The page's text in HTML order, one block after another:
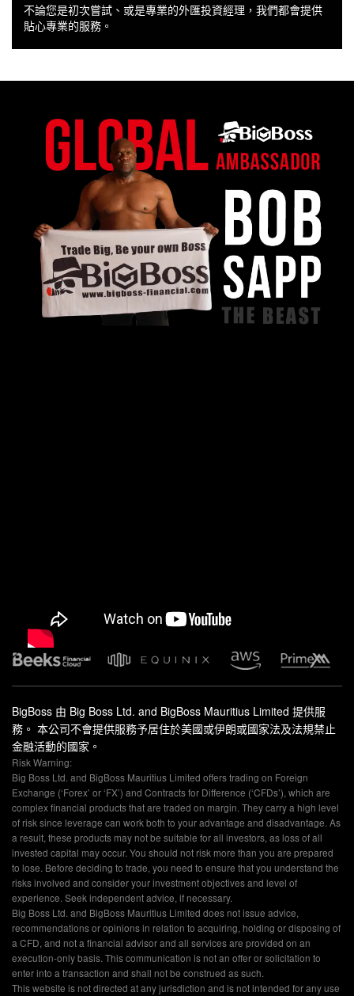
不論您是初次嘗試、或是專業的外匯投資經理，我們都會提供
貼心專業的服務。
BigBoss 由 Big Boss Ltd. and BigBoss Mauritius Limited 提供服
務。 本公司不會提供服務予居住於美國或伊朗或國家法及法規禁止
金融活動的國家。
Risk Warning:
Big Boss Ltd. and BigBoss Mauritius Limited offers trading on Foreign
Exchange (‘Forex’ or ‘FX’) and Contracts for Difference (‘CFDs’), which are
complex financial products that are traded on margin. They carry a high level
of risk since leverage can work both to your advantage and disadvantage. As
a result, these products may not be suitable for all investors, as loss of all
invested capital may occur. You should not risk more than you are prepared
to lose. Before deciding to trade, you need to ensure that you understand the
risks involved and consider your investment objectives and level of
experience. Seek independent advice, if necessary.
Big Boss Ltd. and BigBoss Mauritius Limited does not issue advice,
recommendations or opinions in relation to acquiring, holding or disposing of
a CFD, and not a financial advisor and all services are provided on an
execution-only basis. This communication is not an offer or solicitation to
enter into a transaction and shall not be construed as such.
This website is not directed at any jurisdiction and is not intended for any use